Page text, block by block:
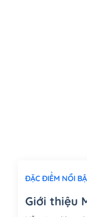
ĐẶC ĐIỂM NỔI
Giới thiệu